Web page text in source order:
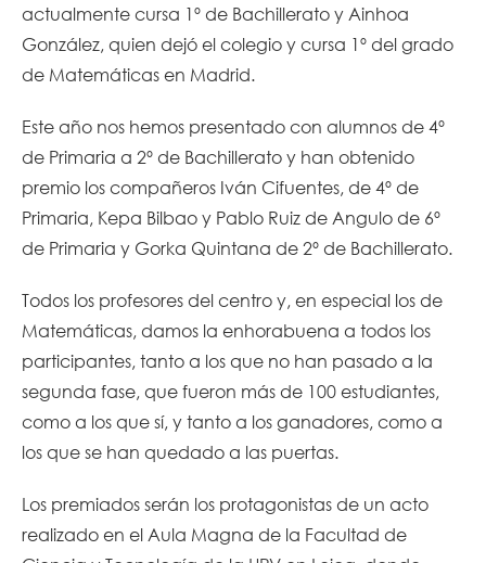
actualmente cursa 1º de Bachillerato y Ainhoa
González, quien dejó el colegio y cursa 1º del grado
de Matemáticas en Madrid.
Este año nos hemos presentado con alumnos de 4º
de Primaria a 2º de Bachillerato y han obtenido
premio los compañeros Iván Cifuentes, de 4º de
Primaria, Kepa Bilbao y Pablo Ruiz de Angulo de 6º
de Primaria y Gorka Quintana de 2º de Bachillerato.
Todos los profesores del centro y, en especial los de
Matemáticas, damos la enhorabuena a todos los
participantes, tanto a los que no han pasado a la
segunda fase, que fueron más de 100 estudiantes,
como a los que sí, y tanto a los ganadores, como a
los que se han quedado a las puertas.
Los premiados serán los protagonistas de un acto
realizado en el Aula Magna de la Facultad de